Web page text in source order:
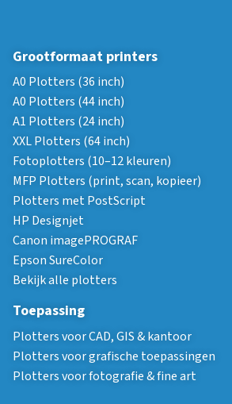
Grootformaat printers
A0 Plotters (36 inch)
A0 Plotters (44 inch)
A1 Plotters (24 inch)
XXL Plotters (64 inch)
Fotoplotters (10–12 kleuren)
MFP Plotters (print, scan, kopieer)
Plotters met PostScript
HP Designjet
Canon imagePROGRAF
Epson SureColor
Bekijk alle plotters
Toepassing
Plotters voor CAD, GIS & kantoor
Plotters voor grafische toepassingen
Plotters voor fotografie & fine art